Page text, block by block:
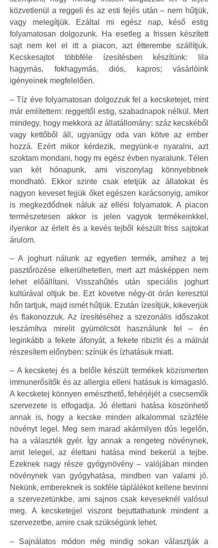
közvetlenül a reggeli és az esti fejés után – nem hűtjük,
vagy melegítjük. Ezáltal mi egész nap, késő estig
folyamatosan dolgozunk. Ha esetleg a frissen készített
sajt nem kel el itt a piacon, azt étterembe szállítjuk.
Kecskesajtot többféle ízesítésben készítünk: lila
hagymás, fokhagymás, diós, kapros; vásárlóink
igényeinek megfelelően.
– Tíz éve folyamatosan dolgozzuk fel a kecsketejet, mint
már említettem: reggeltől estig, szabadnapok nélkül. Mert
mindegy, hogy mekkora az állatállomány: száz kecskéből
vagy kettőből áll, ugyanúgy oda van kötve az ember
hozzá. Ezért mikor kérdezik, megyünk-e nyaralni, azt
szoktam mondani, hogy mi egész évben nyaralunk. Télen
van két hónapunk, ami viszonylag könnyebbnek
mondható. Ekkor szinte csak etetjük az állatokat és
nagyon keveset fejjük őket egészen karácsonyig, amikor
is megkezdődnek náluk az ellési folyamatok. A piacon
természetesen akkor is jelen vagyok termékeinkkel,
ilyenkor az érlelt és a kevés tejből készült friss sajtokat
árulom.
– A joghurt nálunk az egyetlen termék, amihez a tej
pasztőrözése elkerülhetetlen, mert azt másképpen nem
lehet előállítani. Visszahűtés után speciális joghurt
kultúrával oltjuk be. Ezt követve négy-öt órán keresztül
hőn tartjuk, majd ismét hűtjük. Ezután ízesítjük, kikeverjük
és flakonozzuk. Az ízesítéséhez a szezonális időszakot
leszámítva mirelit gyümölcsöt használunk fel – én
leginkább a fekete áfonyát, a fekete ribizlit és a málnát
részesítem előnyben: színük és ízhatásuk miatt.
– A kecsketej és a belőle készült termékek közismerten
immunerősítők és az allergia elleni hatásuk is kimagasló.
A kecsketej könnyen emészthető, fehérjéjét a csecsemők
szervezete is elfogadja. Jó élettani hatása köszönhető
annak is, hogy a kecske minden alkalommal százféle
növényt legel. Meg sem marad akármilyen dús legelőn,
ha a választék gyér. Így annak a rengeteg növénynek,
amit lelegel, az élettani hatása mind bekerül a tejbe.
Ezeknek nagy része gyógynövény – valójában minden
növénynek van gyógyhatása, mindben van valami jó.
Nekünk, embereknek is sokféle táplálékot kellene bevinni
a szervezetünkbe, ami sajnos csak keveseknél valósul
meg. A kecsketejjel viszont bejuttathatunk mindent a
szervezetbe, amire csak szükségünk lehet.
– Sajnálatos módon még mindig sokan választják a